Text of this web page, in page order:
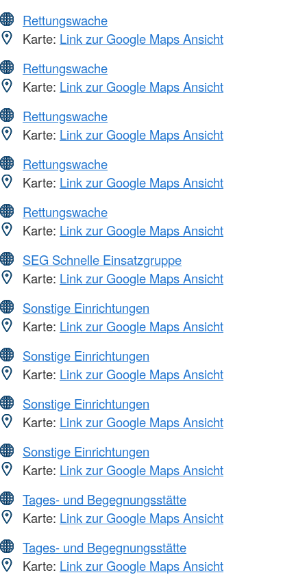
Rettungswache
Karte: Link zur Google Maps Ansicht
Rettungswache
Karte: Link zur Google Maps Ansicht
Rettungswache
Karte: Link zur Google Maps Ansicht
Rettungswache
Karte: Link zur Google Maps Ansicht
Rettungswache
Karte: Link zur Google Maps Ansicht
SEG Schnelle Einsatzgruppe
Karte: Link zur Google Maps Ansicht
Sonstige Einrichtungen
Karte: Link zur Google Maps Ansicht
Sonstige Einrichtungen
Karte: Link zur Google Maps Ansicht
Sonstige Einrichtungen
Karte: Link zur Google Maps Ansicht
Sonstige Einrichtungen
Karte: Link zur Google Maps Ansicht
Tages- und Begegnungsstätte
Karte: Link zur Google Maps Ansicht
Tages- und Begegnungsstätte
Karte: Link zur Google Maps Ansicht